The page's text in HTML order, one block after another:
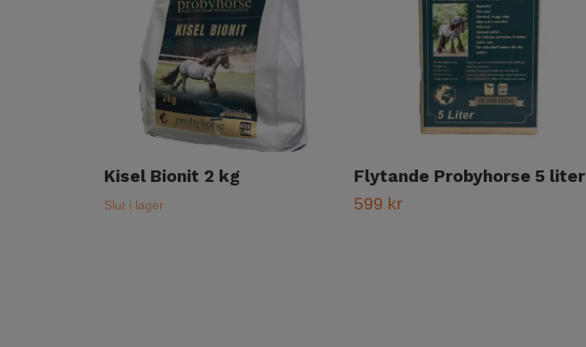
Kisel Bionit 2 kg
Slut i lager
Flytande Probyhorse 5 liter
599 kr